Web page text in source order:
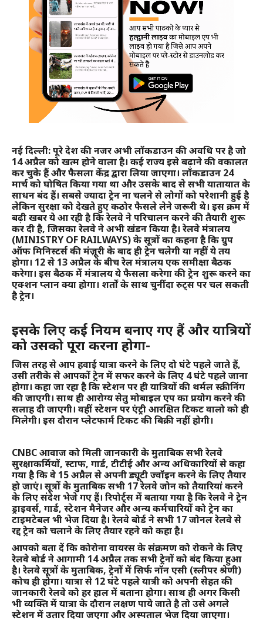
नई दिल्ली: पूरे देश की नजर अभी लॉकडाउन की अवधि पर है जो
14 अप्रैल को खत्म होने वाला है। कई राज्य इसे बढ़ाने की वकालत
कर चुके हैं और फैसला केंद्र द्वारा लिया जाएगा। लॉकडाउन 24
मार्च को घोषित किया गया था और उसके बाद से सभी यातायात के
साधन बंद हैं। सबसे ज्यादा ट्रेन ना चलने से लोगों को परेशानी हुई है
लेकिन सुरक्षा को देखते हुए कठोर फैसले लेने जरूरी थे। इस क्रम में
बढ़ी खबर ये आ रही है कि रेलवे ने परिचालन करने की तैयारी शुरू
कर दी है, जिसका रेलवे ने अभी खंडन किया है। रेलवे मंत्रालय
(MINISTRY OF RAILWAYS) के सूत्रों का कहना है कि ग्रुप
ऑफ मिनिस्टर्स की मंज़ूरी के बाद ही ट्रेन चलेगी या नहीं ये तय
होगा। 12 से 13 अप्रैल के बीच रेल मंत्रालय एक समीक्षा बैठक
करेगा। इस बैठक में मंत्रालय ये फैसला करेगा की ट्रेन शुरू करने का
एक्शन प्लान क्या होगा। शर्तों के साथ चुनींदा रुट्स पर चल सकती
है ट्रेन।
इसके लिए कई नियम बनाए गए हैं और यात्रियों
को उसको पूरा करना होगा-
जिस तरह से आप हवाई यात्रा करने के लिए दो घंटे पहले जाते हैं,
उसी तरीके से आपकों ट्रेन में सफर करने के लिए 4 घंटे पहले जाना
होगा। कहा जा रहा है कि स्टेशन पर ही यात्रियों की थर्मल स्क्रीनिंग
की जाएगी। साथ ही आरोग्य सेतु मोबाइल एप का प्रयोग करने की
सलाह दी जाएगी। वहीं स्टेशन पर एंट्री आरक्षित टिकट वालो को ही
मिलेगी। इस दौरान प्लेटफार्म टिकट की बिक्री नहीं होगी।
CNBC आवाज को मिली जानकारी के मुताबिक सभी रेलवे
सुरक्षाकर्मियों, स्टाफ, गार्ड, टीटीई और अन्य अधिकारियों से कहा
गया है कि वे 15 अप्रैल से अपनी ड्यूटी ज्वॉइन करने के लिए तैयार
हो जाएं। सूत्रों के मुताबिक सभी 17 रेलवे जोन को तैयारियां करने
के लिए संदेश भेजे गए हैं। रिपोर्ट्स में बताया गया है कि रेलवे ने ट्रेन
ड्राइवर्स, गार्ड, स्टेशन मैनेजर और अन्य कर्मचारियों को ट्रेन का
टाइमटेबल भी भेज दिया है। रेलवे बोर्ड ने सभी 17 जोनल रेलवे से
रद्द ट्रेन को चलाने के लिए तैयार रहने को कहा है।
आपको बता दें कि कोरोना वायरस के संक्रमण को रोकने के लिए
रेलवे बोर्ड ने आगामी 14 अप्रैल तक सभी ट्रेनों को बंद किया हुआ
है। रेलवे सूत्रों के मुताबिक, ट्रेनों में सिर्फ नॉन एसी (स्लीपर श्रेणी)
कोच ही होगा। यात्रा से 12 घंटे पहले यात्री को अपनी सेहत की
जानकारी रेलवे को हर हाल में बताना होगा। साथ ही अगर किसी
भी व्यक्ति में यात्रा के दौरान लक्षण पाये जाते है तो उसे अगले
स्टेशन में उतार दिया जएगा और अस्पताल भेज दिया जाएगा।